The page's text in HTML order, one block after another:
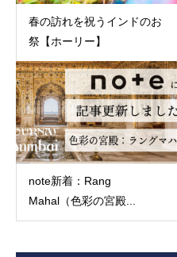
春の訪れを祝うインドのお
祭【ホーリー】
note新着：Rang
Mahal（色彩の宮殿...